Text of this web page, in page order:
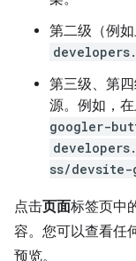
第二级（例
第三级、第
源。例如，
googler-
ss/devsite-
点击页面标签页中
容。您可以查看任
预览。